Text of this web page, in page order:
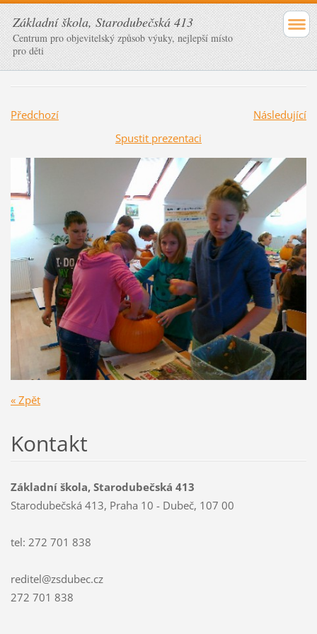
Základní škola, Starodubečská 413
Centrum pro objevitelský způsob výuky, nejlepší místo
pro děti
Předchozí
Následující
Spustit prezentaci
« Zpět
Kontakt
Základní škola, Starodubečská 413
Starodubečská 413, Praha 10 - Dubeč, 107 00
tel: 272 701 838
reditel@zsdubec.cz
272 701 838